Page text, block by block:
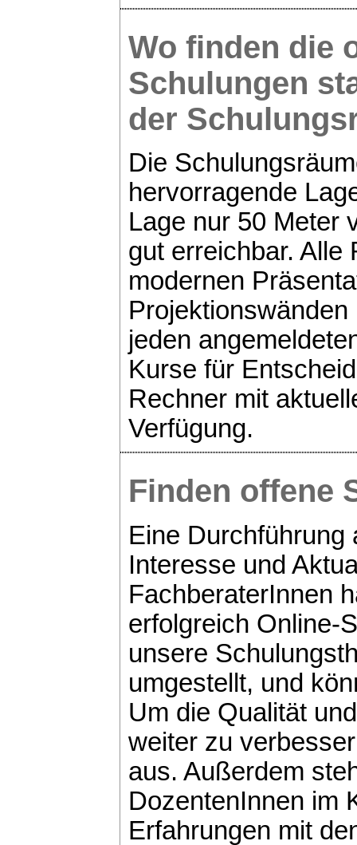
Wo finden die
Schulungen
der
Die
hervorragende
Lage nur 50 Meter
gut erreichbar. Alle
modernen
jeden
Kurse für
Rechner mit
Verfügung.
Finden offene
Eine Durchführung
Interesse und
FachberaterInnen
erfolgreich Online-
unsere
umgestellt, und
Um die Qualität
weiter zu
aus. Außerdem
DozentenInnen im
Erfahrungen mit